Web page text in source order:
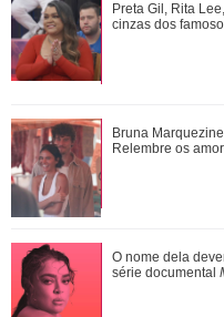
Preta Gil, Rita
cinzas dos
Agrado e
João Raul. Saiba
Fernanda Torres
Relembre os
Preta Gil, Rita
cinzas dos
Bruna
Relembre os
O nome dela
série documental